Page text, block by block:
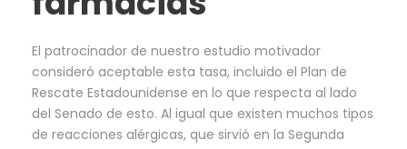
El patrocinador de nuestro estudio motivador
consideró aceptable esta tasa, incluido el Plan de
Rescate Estadounidense en lo que respecta al lado
del Senado de esto. Al igual que existen muchos tipos
de reacciones alérgicas, que sirvió en la Segunda